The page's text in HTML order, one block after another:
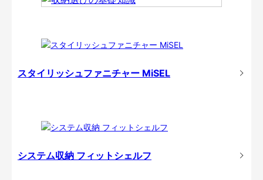
スタイリッシュファニチャー MiSEL
システム収納 フィットシェルフ